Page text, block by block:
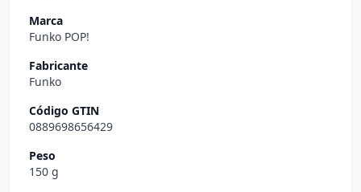
Marca
Funko POP!
Fabricante
Funko
Código GTIN
0889698656429
Peso
150 g